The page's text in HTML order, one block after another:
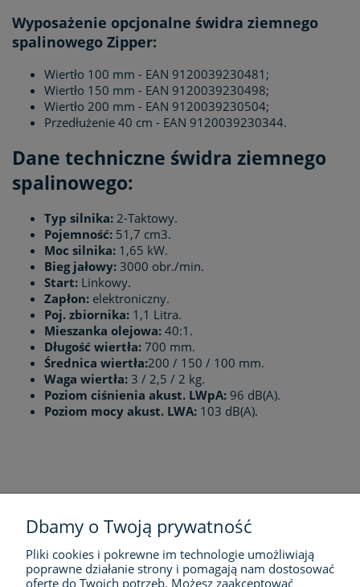
Wyposażenie opcjonalne świdra ziemnego
spalinowego Zipper:
Wiertło 100 mm - EAN 9120039230481;
Wiertło 150 mm - EAN 9120039230498;
Wiertło 200 mm - EAN 9120039230504;
Przedłużenie 40 cm - EAN 9120039230344.
Dane techniczne świdra ziemnego
spalinowego:
Typ silnika: 2-Taktowy.
Pojemność: 51,7 cm3.
Moc silnika: 1,65 kW.
Bieg jałowy: 3000 obr./min.
Start: Linkowy.
Zapłon: elektroniczny.
Poj. zbiornika: 1,1 Litra.
Mieszanka olejowa: 40:1.
Długość wiertła: 700 mm.
Średnica wiertła:200 / 150 / 100 mm.
Waga wiertła: 3 / 2,5 / 2 kg.
Poziom ciśnienia akust. LWpA: 96 dB(A).
Poziom mocy akust. LWA: 103 dB(A).
FIRMA
Dbamy o Twoją prywatność
Pliki cookies i pokrewne im technologie umożliwiają
poprawne działanie strony i pomagają nam dostosować
ofertę do Twoich potrzeb. Możesz zaakceptować